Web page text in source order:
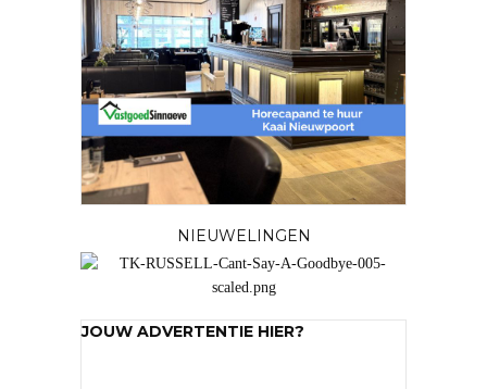
NIEUWELINGEN
JOUW ADVERTENTIE HIER?